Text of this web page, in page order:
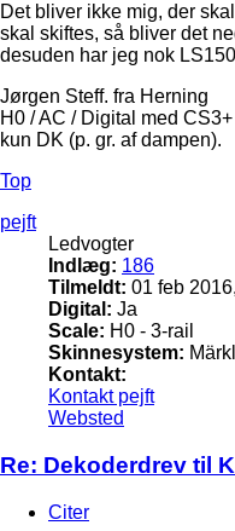
Det bliver ikke mig, der
skal skiftes, så bliver det
desuden har jeg nok
Jørgen Steff. fra Herning
H0 / AC / Digital med
kun DK (p. gr. af dampen).
Top
pejft
Ledvogter
Indlæg: 186
Tilmeldt: 01 feb
Digital: Ja
Scale: H0 - 3-rail
Skinnesystem:
Kontakt:
Kontakt pejft
Websted
Re: Dekoderdrev til
Citer